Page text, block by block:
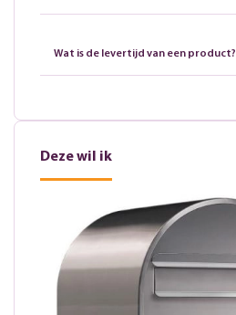
Wat is de levertijd van een product?
Deze wil ik